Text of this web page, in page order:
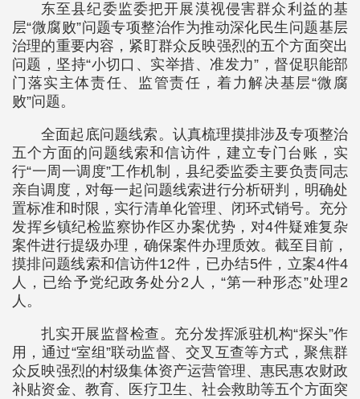
东至县纪委监委把开展漠视侵害群众利益的基
层“微腐败”问题专项整治作为推动深化民生问题基层
治理的重要内容，紧盯群众反映强烈的五个方面突出
问题，坚持“小切口、实举措、准发力”，督促职能部
门落实主体责任、监管责任，着力解决基层“微腐
败”问题。
全面起底问题线索。认真梳理摸排涉及专项整治
五个方面的问题线索和信访件，建立专门台账，实
行“一周一调度”工作机制，县纪委监委主要负责同志
亲自调度，对每一起问题线索进行分析研判，明确处
置标准和时限，实行清单化管理、闭环式销号。充分
发挥乡镇纪检监察协作区办案优势，对4件疑难复杂
案件进行提级办理，确保案件办理质效。截至目前，
摸排问题线索和信访件12件，已办结5件，立案4件4
人，已给予党纪政务处分2人，“第一种形态”处理2
人。
扎实开展监督检查。充分发挥派驻机构“探头”作
用，通过“室组”联动监督、交叉互查等方式，聚焦群
众反映强烈的村级集体资产运营管理、惠民惠农财政
补贴资金、教育、医疗卫生、社会救助等五个方面突